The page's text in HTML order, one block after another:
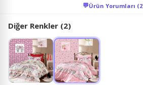
💬Ürün Yorumları
Diğer Renkler (2)